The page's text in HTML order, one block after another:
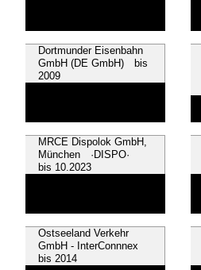
Dortmunder Eisenbahn
GmbH (DE GmbH) bis
2009
MRCE Dispolok GmbH,
München ·DISPO·
bis 10.2023
Ostseeland Verkehr
GmbH - InterConnnex
bis 2014